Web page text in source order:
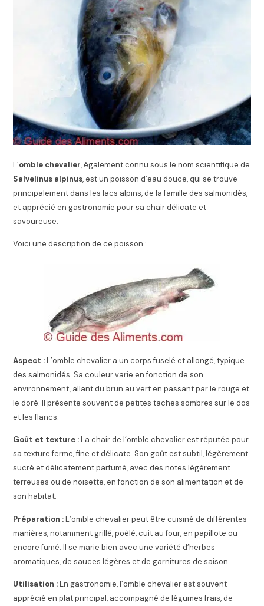
L’omble chevalier, également connu sous le nom scientifique de
Salvelinus alpinus, est un poisson d’eau douce, qui se trouve
principalement dans les lacs alpins, de la famille des salmonidés,
et apprécié en gastronomie pour sa chair délicate et
savoureuse.
Voici une description de ce poisson :
Aspect :L’omble chevalier a un corps fuselé et allongé, typique
des salmonidés. Sa couleur varie en fonction de son
environnement, allant du brun au vert en passant par le rouge et
le doré. Il présente souvent de petites taches sombres sur le dos
et les flancs.
Goût et texture :La chair de l’omble chevalier est réputée pour
sa texture ferme, fine et délicate. Son goût est subtil, légèrement
sucré et délicatement parfumé, avec des notes légèrement
terreuses ou de noisette, en fonction de son alimentation et de
son habitat.
Préparation :L’omble chevalier peut être cuisiné de différentes
manières, notamment grillé, poêlé, cuit au four, en papillote ou
encore fumé. Il se marie bien avec une variété d’herbes
aromatiques, de sauces légères et de garnitures de saison.
Utilisation :En gastronomie, l’omble chevalier est souvent
apprécié en plat principal, accompagné de légumes frais, de